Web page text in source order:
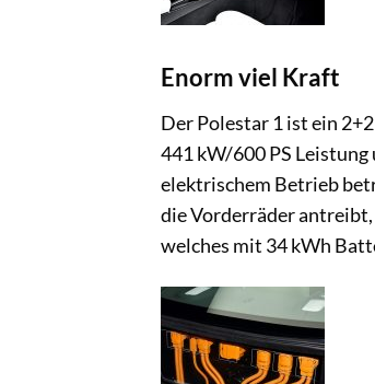
Enorm viel Kraft
Der Polestar 1 ist ein
441 kW/600 PS
elektrischem Betrieb
die Vorderräder
welches mit 34 kWh